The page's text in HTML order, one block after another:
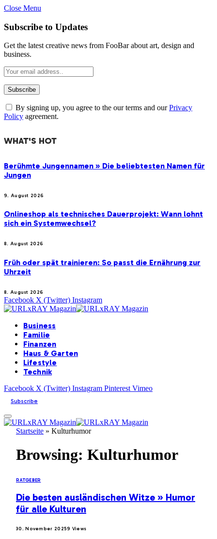
Close Menu
Subscribe to Updates
Get the latest creative news from FooBar about art, design and
business.
By signing up, you agree to the our terms and ourPrivacy
Policy agreement.
WHAT'S HOT
Berühmte Jungennamen » Die beliebtesten Namen für
Jungen
9. August 2026
Onlineshop als technisches Dauerprojekt: Wann lohnt
sich ein Systemwechsel?
8. August 2026
Früh oder spät trainieren: So passt die Ernährung zur
Uhrzeit
8. August 2026
Facebook X (Twitter) Instagram
Business
Familie
Finanzen
Haus & Garten
Lifestyle
Technik
Facebook X (Twitter) Instagram Pinterest Vimeo
Subscribe
Startseite » Kulturhumor
Browsing: Kulturhumor
RATGEBER
Die besten ausländischen Witze » Humor
für alle Kulturen
30. November 20259 Views